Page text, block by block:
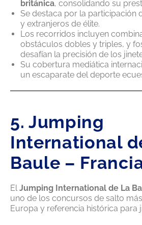
británica, consolidando su
Se destaca por la participación
y extranjeros de élite.
Los recorridos incluyen
obstáculos dobles y triples, y
desafían la precisión de los
Su cobertura mediática
un escaparate del deporte
5. Jumping
International
Baule –
ElJumping International de La
uno de los concursos de salto
Europa y referencia histórica para